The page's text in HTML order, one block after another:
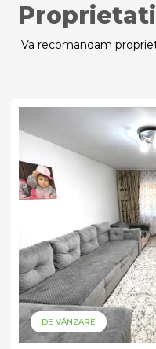
Va recomandam
DE VÂNZARE